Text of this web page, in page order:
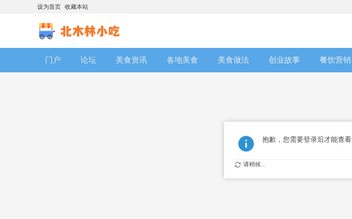
设为首页 收藏本站
门户 论坛 美食资讯 各地美食 美食做法 创业故事 餐饮营销
抱歉，您需要登录后才能查看
请稍候...